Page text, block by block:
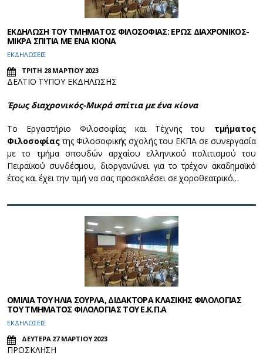
ΕΚΔΗΛΩΣΗ ΤΟΥ ΤΜΗΜΑΤΟΣ ΦΙΛΟΣΟΦΙΑΣ: ΕΡΩΣ ΔΙΑΧΡΟΝΙΚΟΣ-
ΜΙΚΡΑ ΣΠΙΤΙΑ ΜΕ ΕΝΑ ΚΙΟΝΑ
ΕΚΔΗΛΩΣΕΙΣ
ΤΡΙΤΗ 28 ΜΑΡΤΙΟΥ 2023
ΔΕΛΤΙΟ ΤΥΠΟΥ ΕΚΔΗΛΩΣΗΣ
Έρως διαχρονικός-Μικρά σπίτια με ένα κίονα
Το Εργαστήριο Φιλοσοφίας και Τέχνης του τμήματος
Φιλοσοφίαςτης Φιλοσοφικής σχολής του ΕΚΠΑ σε συνεργασία
με το τμήμα σπουδών αρχαίου ελληνικού πολιτισμού του
Πειραϊκού συνδέσμου, διοργανώνει για το τρέχον ακαδημαϊκό
έτος και έχει την τιμή να σας προσκαλέσει σε χοροθεατρικό…
OΜΙΛΙΑ ΤΟΥ ΗΛΙΑ ΣΟΥΡΛΑ, ΔΙΔΑΚΤΟΡΑ ΚΛΑΣΙΚΗΣ ΦΙΛΟΛΟΓΙΑΣ
ΤΟΥ ΤΜΗΜΑΤΟΣ ΦΙΛΟΛΟΓΙΑΣ ΤΟΥ Ε.Κ.Π.Α
ΕΚΔΗΛΩΣΕΙΣ
ΔΕΥΤΕΡΑ 27 ΜΑΡΤΙΟΥ 2023
ΠΡΟΣΚΛΗΣΗ